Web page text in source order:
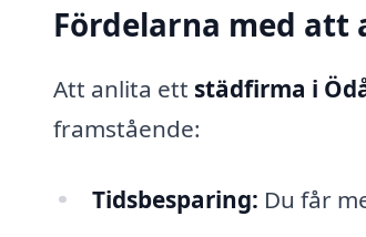
Fördelarna med
Att anlita ett städfirma i
framstående:
Tidsbesparing: Du får